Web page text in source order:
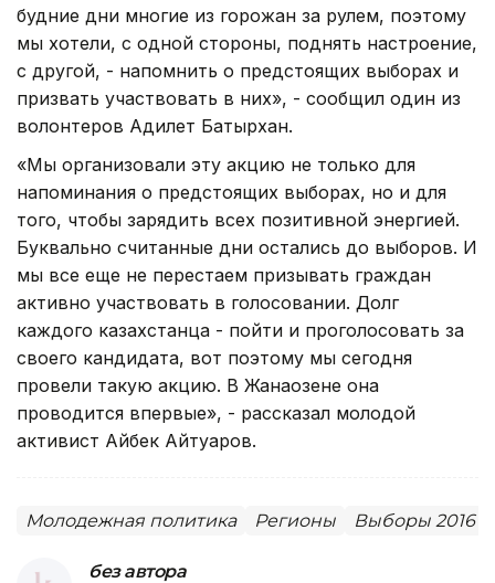
будние дни многие из горожан за рулем, поэтому
мы хотели, с одной стороны, поднять настроение,
с другой, - напомнить о предстоящих выборах и
призвать участвовать в них», - сообщил один из
волонтеров Адилет Батырхан.
«Мы организовали эту акцию не только для
напоминания о предстоящих выборах, но и для
того, чтобы зарядить всех позитивной энергией.
Буквально считанные дни остались до выборов. И
мы все еще не перестаем призывать граждан
активно участвовать в голосовании. Долг
каждого казахстанца - пойти и проголосовать за
своего кандидата, вот поэтому мы сегодня
провели такую акцию. В Жанаозене она
проводится впервые», - рассказал молодой
активист Айбек Айтуаров.
Молодежная политика Регионы Выборы 2016
без автора